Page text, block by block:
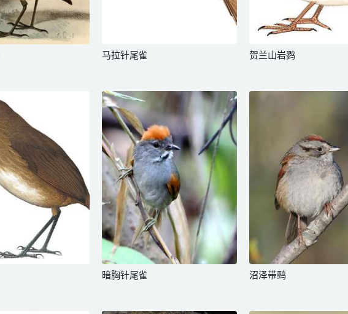
马拉针尾雀 贺兰山岩鹨
暗胸针尾雀 沼泽带鹀